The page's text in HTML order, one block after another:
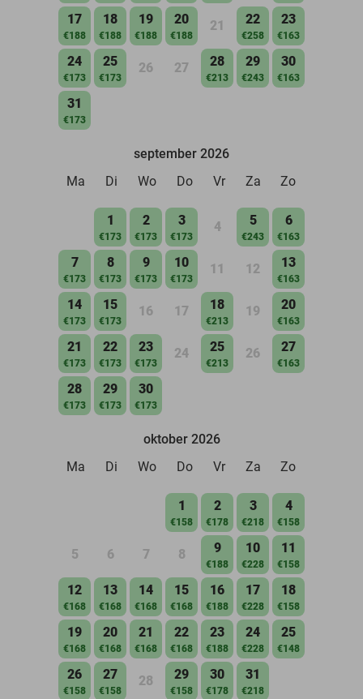
17
€188
18
€188
19
€188
20
€188
21 22
€258
23
€163
24
€173
25
€173
26 27 28
€213
29
€243
30
€163
31
€173
september 2026
Ma
Di Wo Do Vr Za Zo
1
€173
2
€173
3
€173
4 5
€243
6
€163
7
€173
8
€173
9
€173
10
€173
11 12 13
€163
14
€173
15
€173
16 17 18
€213
19 20
€163
21
€173
22
€173
23
€173
24 25
€213
26 27
€163
28
€173
29
€173
30
€173
oktober 2026
Ma
Di Wo Do Vr Za Zo
1
€158
2
€178
3
€218
4
€158
5 6 7 8 9
€188
10
€228
11
€158
12
€168
13
€168
14
€168
15
€168
16
€188
17
€228
18
€158
19
€168
20
€168
21
€168
22
€168
23
€188
24
€228
25
€148
26
€158
27
€158
28 29
€158
30
€178
31
€218